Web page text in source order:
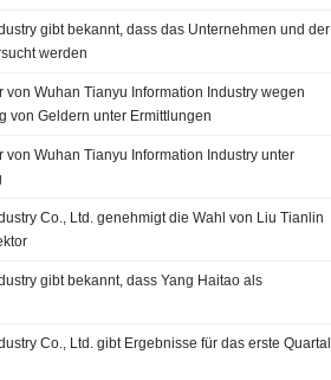
gibt bekannt, dass das Unternehmen und der
werden
von Wuhan Tianyu Information Industry wegen
von Geldern unter Ermittlungen
von Wuhan Tianyu Information Industry unter
Co., Ltd. genehmigt die Wahl von Liu Tianlin
gibt bekannt, dass Yang Haitao als
Co., Ltd. gibt Ergebnisse für das erste Quartal